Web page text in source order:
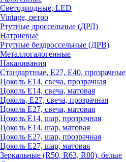
Светодиодные, LED
Vintage, ретро
Ртутные дроссельные (ДРЛ)
Натриевые
Ртутные бездроссельные (ДРВ)
Металлогалогенные
Накаливания
Стандартные, Е27, Е40, прозрачные
Цоколь Е14, свеча, прозрачная
Цоколь Е14, свеча, матовая
Цоколь, Е27, свеча, прозрачная
Цоколь Е27, свеча, матовая
Цоколь Е14, шар, прозрачная
Цоколь Е14, шар, матовая
Цоколь Е27, шар, прозрачная
Цоколь Е27, шар, матовая
Зеркальные (R50, R63, R80), белые